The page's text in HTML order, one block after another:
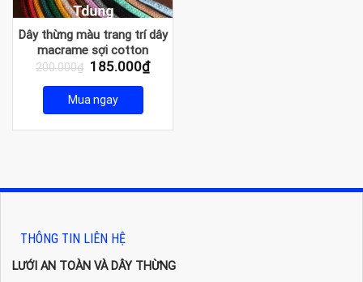
Dây thừng màu trang trí dây
macrame sợi cotton
200.000₫ Giá
là:
200.000₫.
185.000₫Giá
Mua ngay
THÔNG TIN LIÊN HỆ
LƯỚI AN TOÀN VÀ DÂY THỪNG